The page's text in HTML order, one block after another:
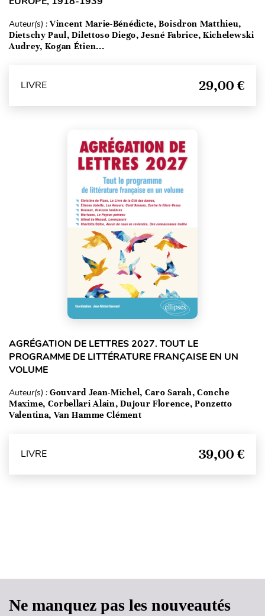
Auteur(s) : Vincent Marie-Bénédicte, Boisdron Matthieu,
Dietschy Paul, Dilettoso Diego, Jesné Fabrice, Kichelewski
Audrey, Kogan Étien...
LIVRE 29,00 €
AGRÉGATION DE LETTRES 2027. TOUT LE
PROGRAMME DE LITTÉRATURE FRANÇAISE EN UN
VOLUME
Auteur(s) : Gouvard Jean-Michel, Caro Sarah, Conche
Maxime, Corbellari Alain, Dujour Florence, Ponzetto
Valentina, Van Hamme Clément
LIVRE 39,00 €
Ne manquez pas les nouveautés